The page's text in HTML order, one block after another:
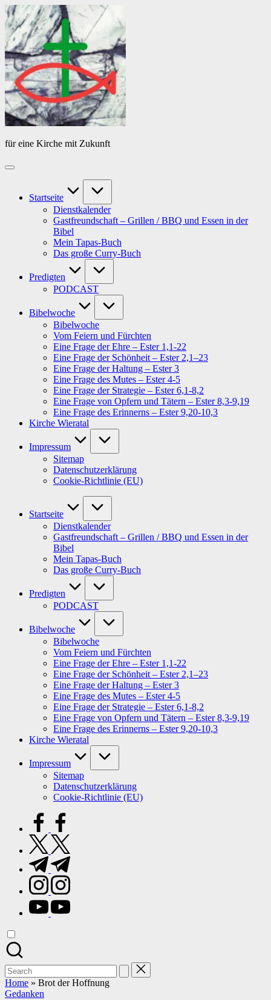
Skip
to
content
von
PfarrerB
für eine Kirche mit Zukunft
Startseite
Dienstkalender
Gastfreundschaft – Grillen / BBQ und Essen in der
Bibel
Mein Tapas-Buch
Das große Curry-Buch
Predigten
PODCAST
Bibelwoche
Bibelwoche
Vom Feiern und Fürchten
Eine Frage der Ehre – Ester 1,1-22
Eine Frage der Schönheit – Ester 2,1–23
Eine Frage der Haltung – Ester 3
Eine Frage des Mutes – Ester 4-5
Eine Frage der Strategie – Ester 6,1-8,2
Eine Frage von Opfern und Tätern – Ester 8,3-9,19
Eine Frage des Erinnerns – Ester 9,20-10,3
Kirche Wieratal
Impressum
Sitemap
Datenschutzerklärung
Cookie-Richtlinie (EU)
Startseite
Dienstkalender
Gastfreundschaft – Grillen / BBQ und Essen in der
Bibel
Mein Tapas-Buch
Das große Curry-Buch
Predigten
PODCAST
Bibelwoche
Bibelwoche
Vom Feiern und Fürchten
Eine Frage der Ehre – Ester 1,1-22
Eine Frage der Schönheit – Ester 2,1–23
Eine Frage der Haltung – Ester 3
Eine Frage des Mutes – Ester 4-5
Eine Frage der Strategie – Ester 6,1-8,2
Eine Frage von Opfern und Tätern – Ester 8,3-9,19
Eine Frage des Erinnerns – Ester 9,20-10,3
Kirche Wieratal
Impressum
Sitemap
Datenschutzerklärung
Cookie-Richtlinie (EU)
facebook.com
twitter.com
t.me
instagram.com
youtube.com
Search
for:
Home » Brot der Hoffnung
Posted
Gedanken